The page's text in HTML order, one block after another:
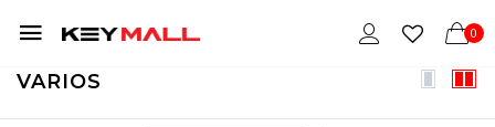
0
VARIOS